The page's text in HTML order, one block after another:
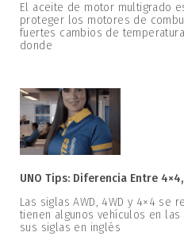
El aceite de motor multigrado
proteger los motores de
fuertes cambios de
donde
UNO Tips: Diferencia Entre 4×4,
Las siglas AWD, 4WD y 4×4 se
tienen algunos vehículos en
sus siglas en inglés